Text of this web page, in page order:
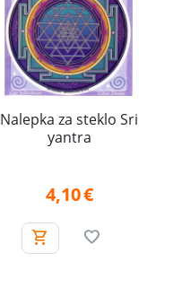
Nalepka za steklo Sri
yantra
4,10€